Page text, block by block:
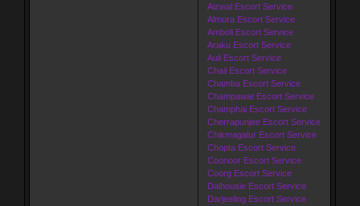
Aizwal Escort Service
Almora Escort Service
Amboli Escort Service
Araku Escort Service
Auli Escort Service
Chail Escort Service
Chamba Escort Service
Champawat Escort Service
Champhai Escort Service
Cherrapunjee Escort Service
Chikmagalur Escort Service
Chopta Escort Service
Coonoor Escort Service
Coorg Escort Service
Dalhousie Escort Service
Darjeeling Escort Service